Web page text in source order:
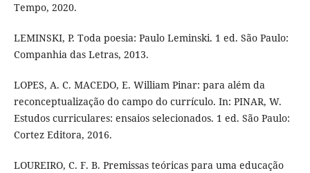
Tempo, 2020.
LEMINSKI, P. Toda poesia: Paulo Leminski. 1 ed. São Paulo:
Companhia das Letras, 2013.
LOPES, A. C. MACEDO, E. William Pinar: para além da
reconceptualização do campo do currículo. In: PINAR, W.
Estudos curriculares: ensaios selecionados. 1 ed. São Paulo:
Cortez Editora, 2016.
LOUREIRO, C. F. B. Premissas teóricas para uma educação